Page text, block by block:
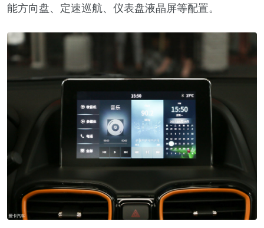
能方向盘、定速巡航、仪表盘液晶屏等配置。